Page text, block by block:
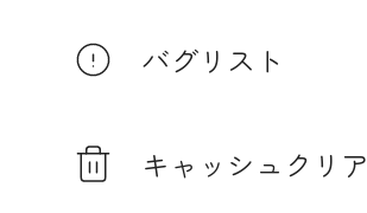
バグリスト
キャッシュクリア